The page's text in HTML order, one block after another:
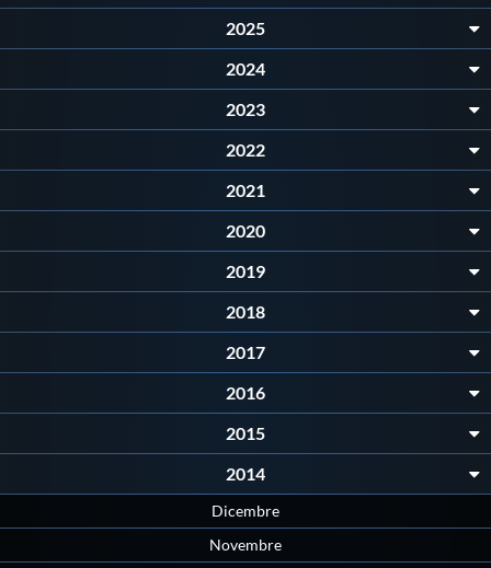
GUG
Scuole Nuoto
Area Legislativa
Qualità
Sostenibilità
2025
2024
2023
2022
2021
2020
2019
2018
2017
2016
2015
2014
Dicembre
Novembre